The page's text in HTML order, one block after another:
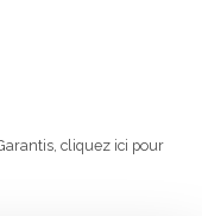
cliquez ici pour